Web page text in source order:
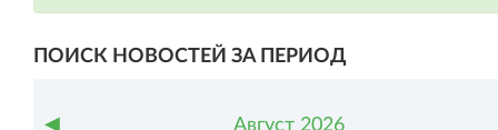
ПОИСК НОВОСТЕЙ ЗА ПЕРИОД
◀ Август 2026